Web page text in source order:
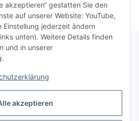
akzeptieren
akzeptieren“ gestatten Sie den
auf unserer Website: YouTube,
Einstellung jederzeit ändern
unten). Weitere Details finden
und in unserer
.